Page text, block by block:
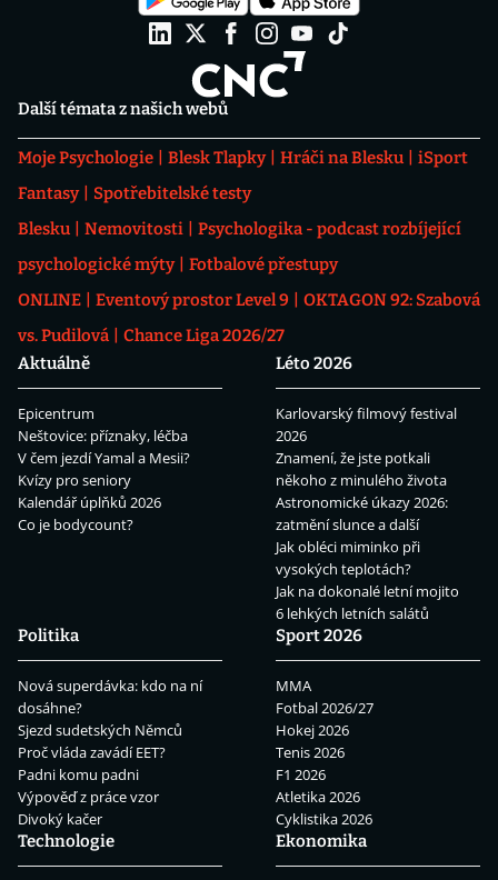
Další témata z našich webů
Moje Psychologie Blesk Tlapky Hráči na Blesku
iSport
Fantasy
Spotřebitelské testy
Blesku
Nemovitosti
Psychologika - podcast rozbíjející
psychologické mýty
Fotbalové přestupy
ONLINE
Eventový prostor Level 9
OKTAGON 92: Szabová
vs. Pudilová
Chance Liga 2026/27
Aktuálně
Epicentrum
Neštovice: příznaky, léčba
V čem jezdí Yamal a Mesii?
Kvízy pro seniory
Kalendář úplňků 2026
Co je bodycount?
Léto 2026
Karlovarský filmový festival
2026
Znamení, že jste potkali
někoho z minulého života
Astronomické úkazy 2026:
zatmění slunce a další
Jak obléci miminko při
vysokých teplotách?
Jak na dokonalé letní mojito
6 lehkých letních salátů
Politika
Nová superdávka: kdo na ní
dosáhne?
Sjezd sudetských Němců
Proč vláda zavádí EET?
Padni komu padni
Výpověď z práce vzor
Divoký kačer
Sport 2026
MMA
Fotbal 2026/27
Hokej 2026
Tenis 2026
F1 2026
Atletika 2026
Cyklistika 2026
Technologie
Ekonomika